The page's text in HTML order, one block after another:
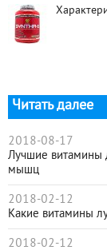
Читать далее
2018-08-17
Лучшие витамины
мышц
2018-02-12
Какие витамины
2018-02-12